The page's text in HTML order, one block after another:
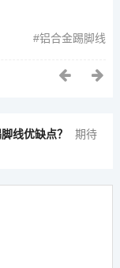
铝合金踢脚线
线优缺点？
期待